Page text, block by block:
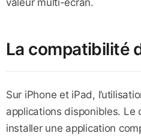
valeur multi-écran.
La compatibilité
Sur iPhone et iPad,
applications disponibles. Le
installer une application